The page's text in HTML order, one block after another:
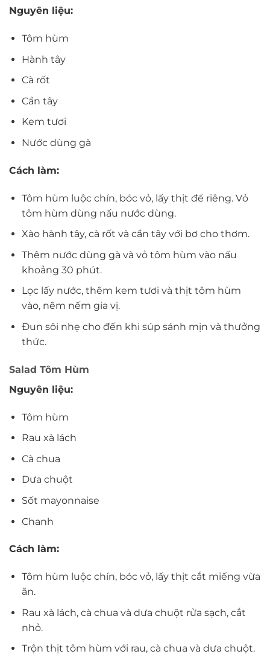
Nguyên liệu:
Tôm hùm
Hành tây
Cà rốt
Cần tây
Kem tươi
Nước dùng gà
Cách làm:
Tôm hùm luộc chín, bóc vỏ, lấy thịt để riêng. Vỏ
tôm hùm dùng nấu nước dùng.
Xào hành tây, cà rốt và cần tây với bơ cho thơm.
Thêm nước dùng gà và vỏ tôm hùm vào nấu
khoảng 30 phút.
Lọc lấy nước, thêm kem tươi và thịt tôm hùm
vào, nêm nếm gia vị.
Đun sôi nhẹ cho đến khi súp sánh mịn và thưởng
thức.
Salad Tôm Hùm
Nguyên liệu:
Tôm hùm
Rau xà lách
Cà chua
Dưa chuột
Sốt mayonnaise
Chanh
Cách làm:
Tôm hùm luộc chín, bóc vỏ, lấy thịt cắt miếng vừa
ăn.
Rau xà lách, cà chua và dưa chuột rửa sạch, cắt
nhỏ.
Trộn thịt tôm hùm với rau, cà chua và dưa chuột.